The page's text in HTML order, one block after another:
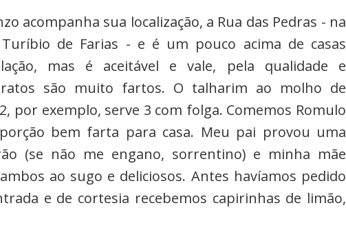
acompanha sua localização, a Rua das Pedras - na
de Farias - e é um pouco acima de casas
mas é aceitável e vale, pela qualidade e
são muito fartos. O talharim ao molho de
por exemplo, serve 3 com folga. Comemos Romulo
bem farta para casa. Meu pai provou uma
(se não me engano, sorrentino) e minha mãe
ao sugo e deliciosos. Antes havíamos pedido
e de cortesia recebemos capirinhas de limão,